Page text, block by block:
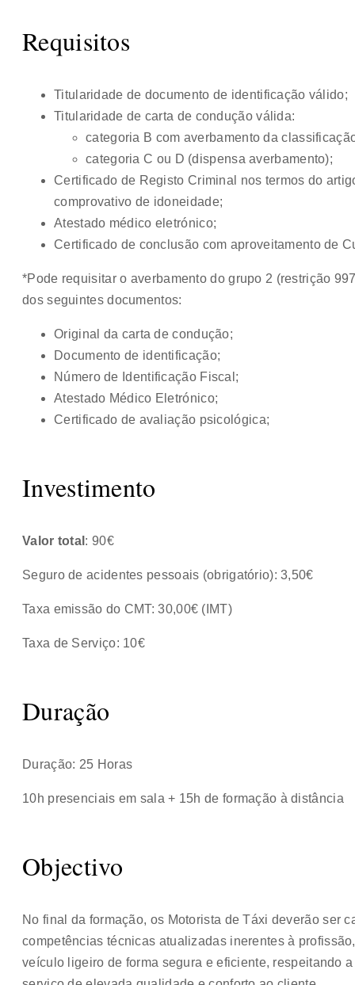
Requisitos
Titularidade de documento de identificação válido;
Titularidade de carta de condução válida:
categoria B com averbamento da
categoria C ou D (dispensa averbamento);
Certificado de Registo Criminal nos termos do
comprovativo de idoneidade;
Atestado médico eletrónico;
Certificado de conclusão com aproveitamento de
*Pode requisitar o averbamento do grupo 2 (restrição
dos seguintes documentos:
Original da carta de condução;
Documento de identificação;
Número de Identificação Fiscal;
Atestado Médico Eletrónico;
Certificado de avaliação psicológica;
Investimento
Valor total : 90€
Seguro de acidentes pessoais (obrigatório): 3,50€
Taxa emissão do CMT: 30,00€ (IMT)
Taxa de Serviço: 10€
Duração
Duração: 25 Horas
10h presenciais em sala + 15h de formação à distância
Objectivo
No final da formação, os Motorista de Táxi deverão ser
competências técnicas atualizadas inerentes à
veículo ligeiro de forma segura e eficiente, respeitando